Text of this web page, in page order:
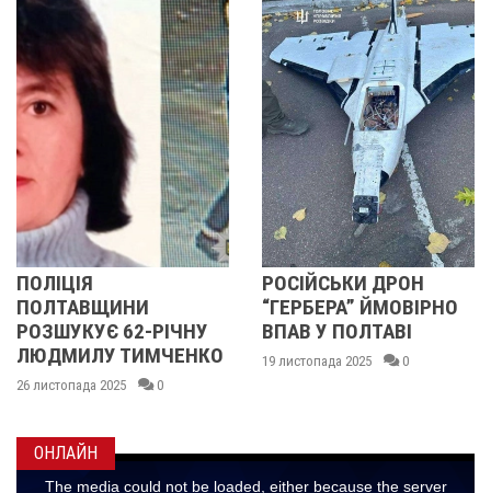
РІЧНУ
0
РОСІЙСЬКИ ДРОН
“ГЕРБЕРА” ЙМОВІРНО
ВПАВ У ПОЛТАВІ
19 листопада 2025 0
ПОЛІЦІЯ
ОНЛАЙН